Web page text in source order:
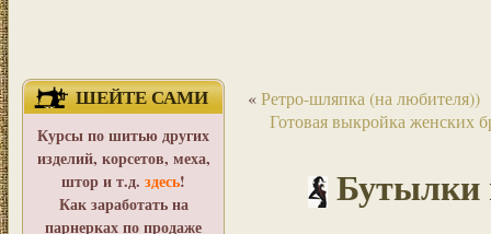
ШЕЙТЕ САМИ
Курсы по шитью других
изделий, корсетов, меха,
штор и т.д. здесь!
Как заработать на
парнерках по продаже
«Ретро-шляпка (на любителя))
Готовая выкройка женских
Бутылки